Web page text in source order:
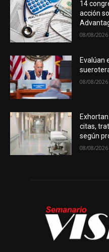
14
acción
08/08/2026
Evalúan
08/08/2026
citas,
según
08/08/2026